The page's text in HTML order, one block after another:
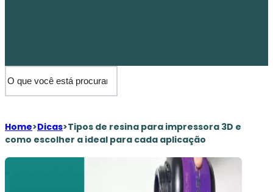
Home>Dicas>Tipos de resina para impressora 3D e
como escolher a ideal para cada aplicação